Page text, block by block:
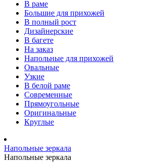
В раме
Большие для прихожей
В полный рост
Дизайнерские
В багете
На заказ
Напольные для прихожей
Овальные
Узкие
В белой раме
Современные
Прямоугольные
Оригинальные
Круглые
Напольные зеркала
Напольные зеркала